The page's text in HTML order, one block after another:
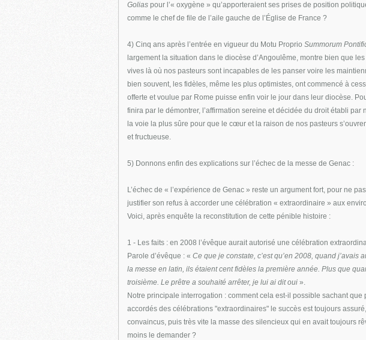
Goliaspour l’« oxygène » qu’apporteraient ses prises de position
comme le chef de file de l’aile gauche de l’Église de France ?
4) Cinq ans après l’entrée en vigueur du Motu Proprio Summorum
largement la situation dans le diocèse d’Angoulême, montre bien que
vives là où nos pasteurs sont incapables de les panser voire les
bien souvent, les fidèles, même les plus optimistes, ont commencé à
offerte et voulue par Rome puisse enfin voir le jour dans leur diocèse.
finira par le démontrer, l’affirmation sereine et décidée du droit établi par
la voie la plus sûre pour que le cœur et la raison de nos pasteurs
et fructueuse.
5) Donnons enfin des explications sur l’échec de la messe de Genac :
L’échec de « l’expérience de Genac » reste un argument fort, pour ne
justifier son refus à accorder une célébration « extraordinaire » aux
Voici, après enquête la reconstitution de cette pénible histoire :
1 - Les faits : en 2008 l’évêque aurait autorisé une célébration
Parole d’évêque : « Ce que je constate, c’est qu’en 2008, quand j’avais
la messe en latin, ils étaient cent fidèles la première année. Plus que
troisième. Le prêtre a souhaité arrêter, je lui ai dit oui».
Notre principale interrogation : comment cela est-il possible sachant que
accordés des célébrations "extraordinaires" le succès est toujours
convaincus, puis très vite la masse des silencieux qui en avait toujours
moins le demander ?